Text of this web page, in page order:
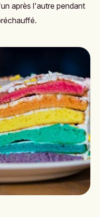
après l'autre pendant